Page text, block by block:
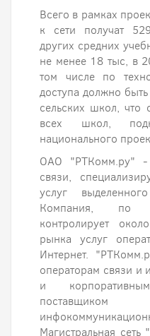
Всего в рамках
к сети получат
других средних
не менее 18 тыс, в
том числе по
доступа должно
сельских школ, что
всех школ,
национального
ОАО "РТКомм.ру" -
связи,
услуг
Компания, по
контролирует
рынка услуг
Интернет.
операторам связи и
и
Магистральная